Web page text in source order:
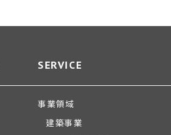
SERVICE
事業領域
建築事業